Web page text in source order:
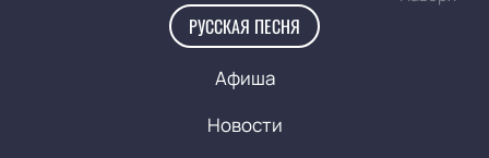
РУССКАЯ ПЕСНЯ
Афиша
Новости